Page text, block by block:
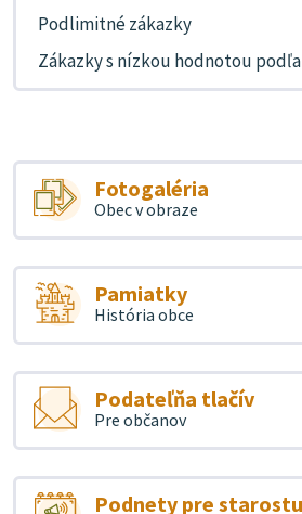
Podlimitné zákazky
Zákazky s nízkou hodnotou podľa
Fotogaléria
Obec v obraze
Pamiatky
História obce
Podateľňa tlačív
Pre občanov
Podnety pre starostu